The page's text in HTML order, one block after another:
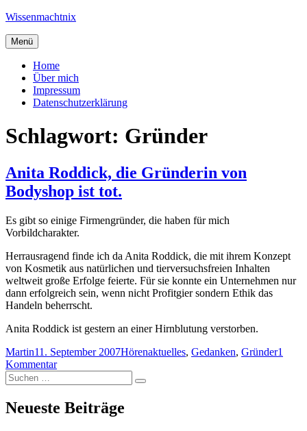
Zum
springen
Wissenmachtnix
Menü
Home
Über mich
Impressum
Datenschutzerklärung
Schlagwort: Gründer
Anita Roddick, die Gründerin von
Bodyshop ist tot.
Es gibt so einige Firmengründer, die haben für mich
Vorbildcharakter.
Herrausragend finde ich da Anita Roddick, die mit ihrem Konzept
von Kosmetik aus natürlichen und tierversuchsfreien Inhalten
weltweit große Erfolge feierte. Für sie konnte ein Unternehmen nur
dann erfolgreich sein, wenn nicht Profitgier sondern Ethik das
Handeln beherrscht.
Anita Roddick ist gestern an einer Hirnblutung verstorben.
Autor
MartinVeröffentlicht
am
11. September 2007Kategorien
HörenSchlagwörter
aktuelles, Gedanken, Gründer1
Kommentarzu
Roddick,
die
Gründerin
Suchen
nach:
Suchen
Neueste Beiträge